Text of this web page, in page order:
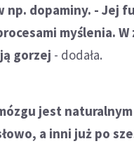
np. dopaminy. - Jej
myślenia.
gorzej - dodała.
jest
a inni już po